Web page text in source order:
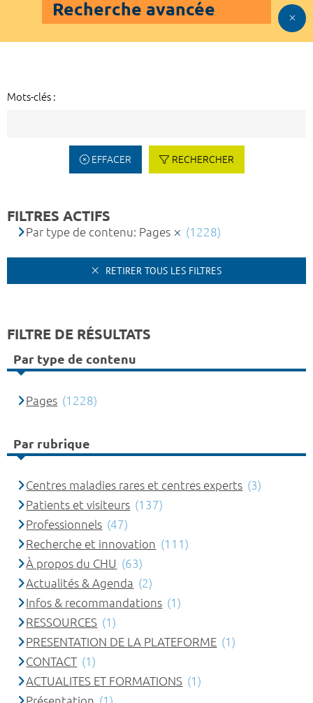
Recherche avancée
Mots-clés :
EFFACER RECHERCHER
FILTRES ACTIFS
Par type de contenu: Pages (1228)
RETIRER TOUS LES FILTRES
FILTRE DE RÉSULTATS
Par type de contenu
Pages (1228)
Par rubrique
Centres maladies rares et centres experts (3)
Patients et visiteurs (137)
Professionnels (47)
Recherche et innovation (111)
À propos du CHU (63)
Actualités & Agenda (2)
Infos & recommandations (1)
RESSOURCES (1)
PRESENTATION DE LA PLATEFORME (1)
CONTACT (1)
ACTUALITES ET FORMATIONS (1)